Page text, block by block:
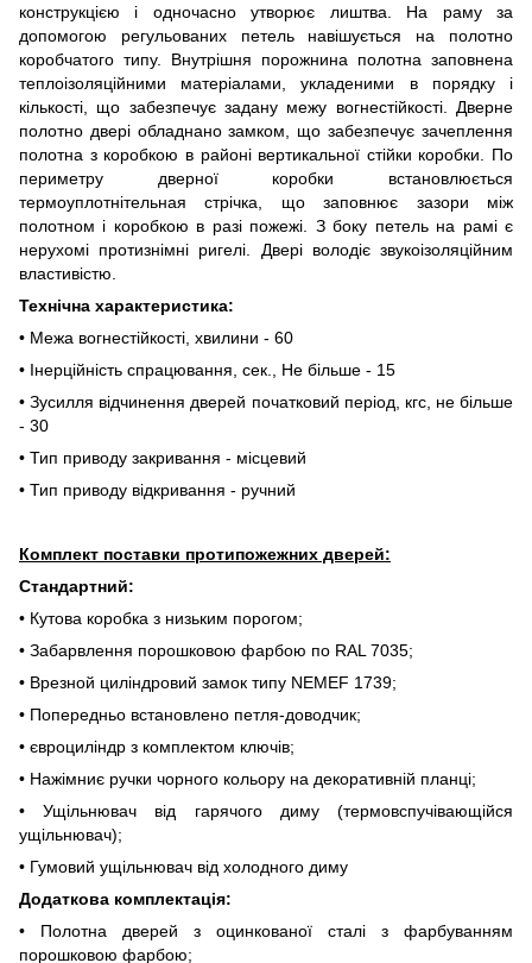
конструкцією і одночасно утворює лиштва. На раму за
допомогою регульованих петель навішується на полотно
коробчатого типу. Внутрішня порожнина полотна заповнена
теплоізоляційними матеріалами, укладеними в порядку і
кількості, що забезпечує задану межу вогнестійкості. Дверне
полотно двері обладнано замком, що забезпечує зачеплення
полотна з коробкою в районі вертикальної стійки коробки. По
периметру дверної коробки встановлюється
термоуплотнітельная стрічка, що заповнює зазори між
полотном і коробкою в разі пожежі. З боку петель на рамі є
нерухомі протизнімні ригелі. Двері володіє звукоізоляційним
властивістю.
Технічна характеристика:
• Межа вогнестійкості, хвилини - 60
• Інерційність спрацювання, сек., Не більше - 15
• Зусилля відчинення дверей початковий період, кгс, не більше
- 30
• Тип приводу закривання - місцевий
• Тип приводу відкривання - ручний
Комплект поставки протипожежних дверей:
Стандартний:
• Кутова коробка з низьким порогом;
• Забарвлення порошковою фарбою по RAL 7035;
• Врезной циліндровий замок типу NEMEF 1739;
• Попередньо встановлено петля-доводчик;
• євроциліндр з комплектом ключів;
• Нажімниє ручки чорного кольору на декоративній планці;
• Ущільнювач від гарячого диму (термовспучівающійся
ущільнювач);
• Гумовий ущільнювач від холодного диму
Додаткова комплектація:
• Полотна дверей з оцинкованої сталі з фарбуванням
порошковою фарбою;